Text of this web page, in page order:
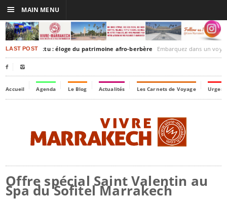
LAST POST
Timbuktu : éloge du patrimoine afro-berbère Embarquez dans un voyage culturel dans le
 
Accueil Agenda Le Blog Actualités Les Carnets de Voyage
Offre spécial Saint Valentin au
Spa du Sofitel Marrakech
☰ MAIN MENU